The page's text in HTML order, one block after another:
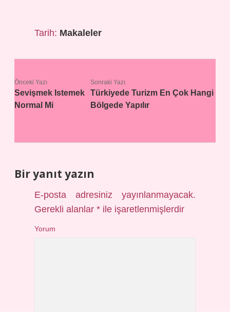
Tarih: Makaleler
Önceki Yazı
Sevişmek Istemek
Normal Mi
Sonraki Yazı
Türkiyede Turizm En Çok Hangi
Bölgede Yapılır
Bir yanıt yazın
E-posta adresiniz yayınlanmayacak.
Gerekli alanlar* ile işaretlenmişlerdir
Yorum